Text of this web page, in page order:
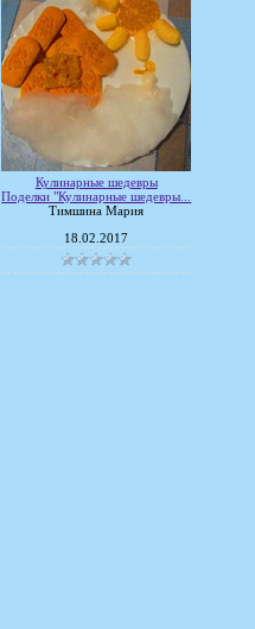
Кулинарные шедевры
Поделки "Кулинарные шедевры...
Тимшина Мария
18.02.2017